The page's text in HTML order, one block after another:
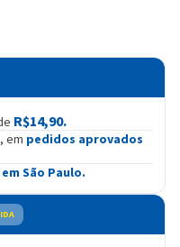
R$14,90.
em pedidos aprovados
em São Paulo.